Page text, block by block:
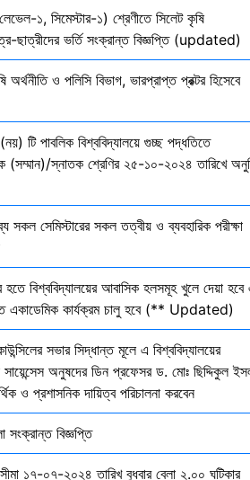
১, সিমেস্টার-১) শ্রেণীতে সিলেট কৃষি
ছাত্রীদের ভর্তি সংক্রান্ত বিজ্ঞপ্তি (updated)
ও পলিসি বিভাগ, ভারপ্রাপ্ত প্রক্টর হিসেবে
(নয়) টি পাবলিক বিশ্ববিদ্যালয়ে গুচ্ছ পদ্ধতিতে
(সম্মান)/স্নাতক শ্রেণির ২৫-১০-২০২৪ তারিখে
সকল সেমিস্টারের সকল তত্বীয় ও ব্যবহারিক পরীক্ষা
বিশ্ববিদ্যালয়ের আবাসিক হলসমূহ খুলে দেয়া হবে
একাডেমিক কার্যক্রম চালু হবে (** Updated)
সভার সিদ্ধান্ত মূলে এ বিশ্ববিদ্যালয়ের
সায়েন্সেস অনুষদের ডিন প্রফেসর ড. মোঃ ছিদ্দিকুল
ও প্রশাসনিক দায়িত্ব পরিচালনা করবেন
সংক্রান্ত বিজ্ঞপ্তি
১৭-০৭-২০২৪ তারিখ বুধবার বেলা ২.০০ ঘটিকার